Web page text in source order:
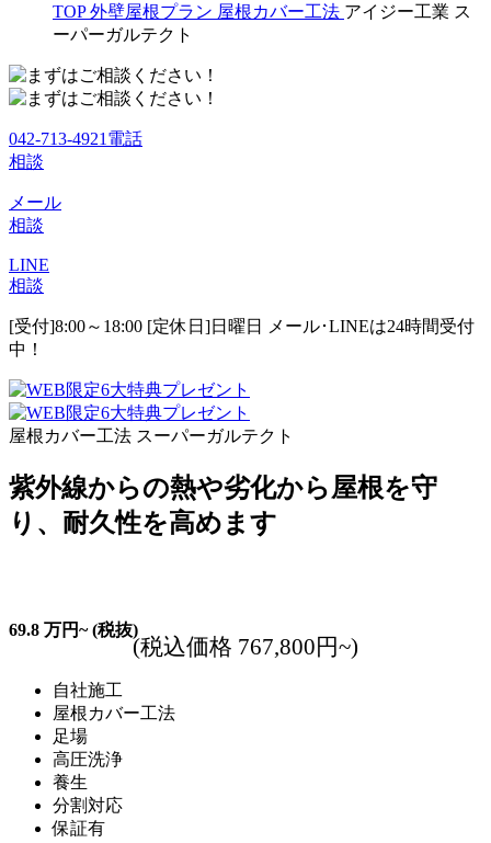
TOP 外壁屋根プラン 屋根カバー工法 アイジー工業 ス
ーパーガルテクト
042-713-4921 電話
相談
メール
相談
LINE
相談
[受付]8:00～18:00 [定休日]日曜日
メール･LINEは24時間受付
中！
屋根カバー工法 スーパーガルテクト
紫外線からの熱や劣化から屋根を守
り、耐久性を高めます
69.8 万円~(税抜)
(税込価格 767,800円~)
自社施工
屋根カバー工法
足場
高圧洗浄
養生
分割対応
保証有